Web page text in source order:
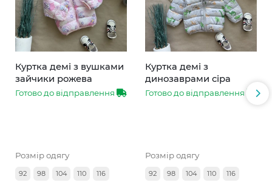
Куртка демі з вушками
зайчики рожева
Готово до відправлення
Розмір одягу
92 98 104 110 116
Куртка демі з
динозаврами сіра
Готово до відправлення
Розмір одягу
92 98 104 110 116